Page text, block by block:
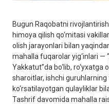
Bugun Raqobatni
himoya qilish qo‘mitasi
olish jarayonlari bilan
mahalla fuqarolar yig‘inlari —
Yakkatut”da bo‘lib,
sharoitlar, ishchi
ko‘rsatilayotgan qulayliklar
Tashrif davomida mahalla